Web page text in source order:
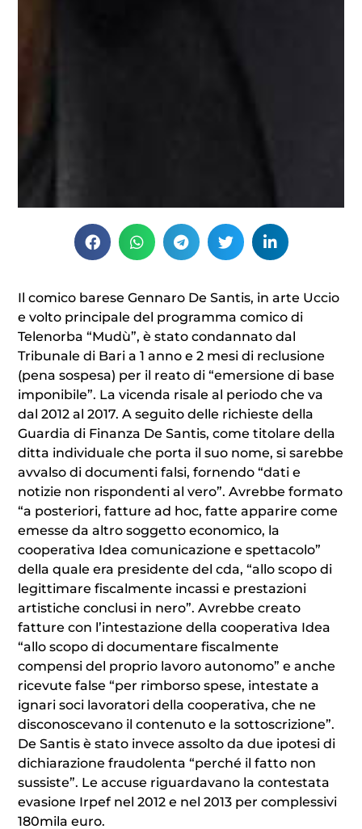
Il comico barese Gennaro De Santis, in arte Uccio
e volto principale del programma comico di
Telenorba “Mudù”, è stato condannato dal
Tribunale di Bari a 1 anno e 2 mesi di reclusione
(pena sospesa) per il reato di “emersione di base
imponibile”. La vicenda risale al periodo che va
dal 2012 al 2017. A seguito delle richieste della
Guardia di Finanza De Santis, come titolare della
ditta individuale che porta il suo nome, si sarebbe
avvalso di documenti falsi, fornendo “dati e
notizie non rispondenti al vero”. Avrebbe formato
“a posteriori, fatture ad hoc, fatte apparire come
emesse da altro soggetto economico, la
cooperativa Idea comunicazione e spettacolo”
della quale era presidente del cda, “allo scopo di
legittimare fiscalmente incassi e prestazioni
artistiche conclusi in nero”. Avrebbe creato
fatture con l’intestazione della cooperativa Idea
“allo scopo di documentare fiscalmente
compensi del proprio lavoro autonomo” e anche
ricevute false “per rimborso spese, intestate a
ignari soci lavoratori della cooperativa, che ne
disconoscevano il contenuto e la sottoscrizione”.
De Santis è stato invece assolto da due ipotesi di
dichiarazione fraudolenta “perché il fatto non
sussiste”. Le accuse riguardavano la contestata
evasione Irpef nel 2012 e nel 2013 per complessivi
180mila euro.